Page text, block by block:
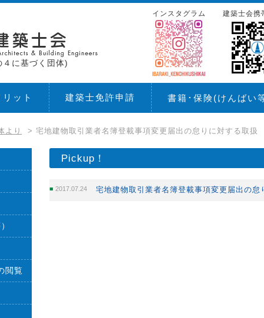
に基づく団体)
建築士会携
インスタグラム
リット 建築士免許申請 書籍･保険(けんばい
より > 宅地建物取引業者名簿登載事項変更届出の怠りに対する取扱
Pickup！
2017.07.24 宅地建物取引業者名簿登載事項変更届出の怠
閲覧